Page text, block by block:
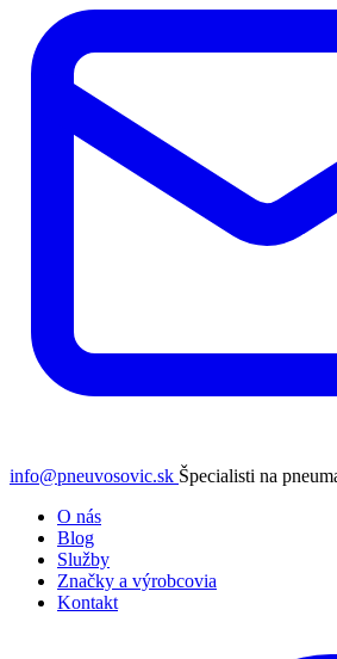
info@pneuvosovic.sk Špecialisti na
O nás
Blog
Služby
Značky a výrobcovia
Kontakt